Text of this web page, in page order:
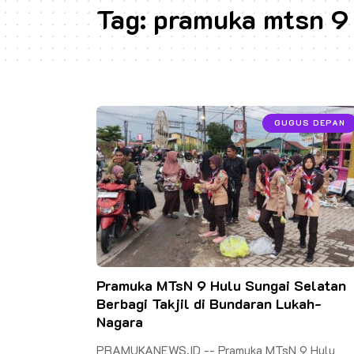
Tag:pramuka mtsn
GUGUS DEPAN
Pramuka MTsN 9 Hulu Sungai Selatan
Berbagi Takjil di Bundaran Lukah-
Nagara
PRAMUKANEWS.ID -- Pramuka MTsN 9 Hulu